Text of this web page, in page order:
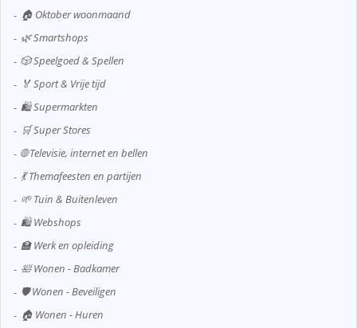
🏠 Oktober woonmaand
🌿 Smartshops
🎲 Speelgoed & Spellen
🏅 Sport & Vrije tijd
🛍️ Supermarkten
🛒 Super Stores
🌐 Televisie, internet en bellen
💃 Themafeesten en partijen
🌱 Tuin & Buitenleven
🛍️ Webshops
🏫 Werk en opleiding
🛀 Wonen - Badkamer
🛡️ Wonen - Beveiligen
🏠 Wonen - Huren